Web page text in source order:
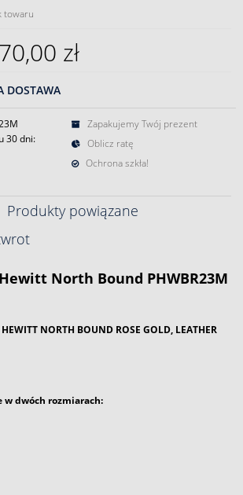
towaru
zł
DOSTAWA
30 dni:
Zapakujemy Twój prezent
Oblicz ratę
Ochrona szkła!
Produkty powiązane
North Bound PHWBR23M
NORTH BOUND ROSE GOLD, LEATHER
dwóch rozmiarach: